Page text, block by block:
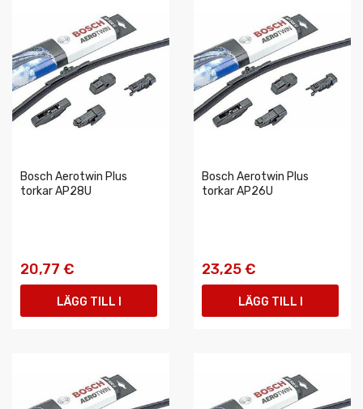
Bosch Aerotwin Plus
torkar AP28U
20,77 €
LÄGG TILL I
Bosch Aerotwin Plus
torkar AP26U
23,25 €
LÄGG TILL I